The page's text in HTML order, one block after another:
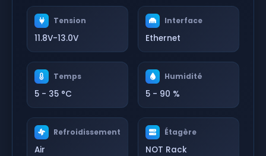
Tension
11.8V-13.0V
Interface
Ethernet
Temps
5 - 35 °C
Humidité
5 - 90 %
Refroidissement
Air
Étagère
NOT Rack